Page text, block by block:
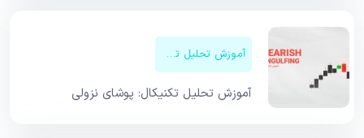
آموزش تحلیل تکنیکال
آموزش تحلیل تکنیکال: پوشای نزولی